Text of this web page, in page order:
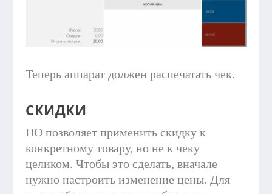
Теперь аппарат должен распечатать чек.
СКИДКИ
ПО позволяет применить скидку к
конкретному товару, но не к чеку
целиком. Чтобы это сделать, вначале
нужно настроить изменение цены. Для